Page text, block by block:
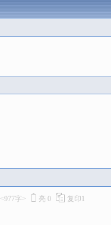
<977字> 亮 0 复印1